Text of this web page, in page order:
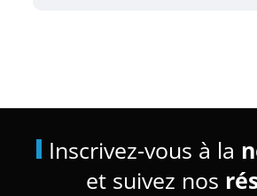
Inscrivez-vous à la
et suivez nos